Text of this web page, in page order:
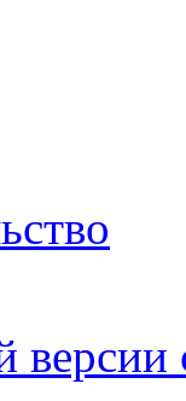
версии